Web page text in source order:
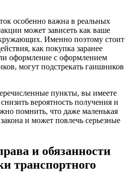
особенно важна в реальных
может зависеть как ваше
Именно поэтому стоит
как покупка заранее
оформление с оформлением
могут подстрекать гаишников
пункты, вы имеете
вероятность получения и
помнить, что даже маленькая
и может повлечь серьезные
и обязанности
транспортного